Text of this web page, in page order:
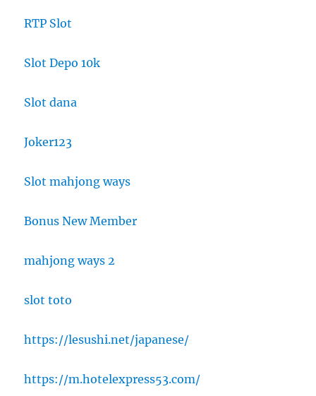
RTP Slot
Slot Depo 10k
Slot dana
Joker123
Slot mahjong ways
Bonus New Member
mahjong ways 2
slot toto
https://lesushi.net/japanese/
https://m.hotelexpress53.com/